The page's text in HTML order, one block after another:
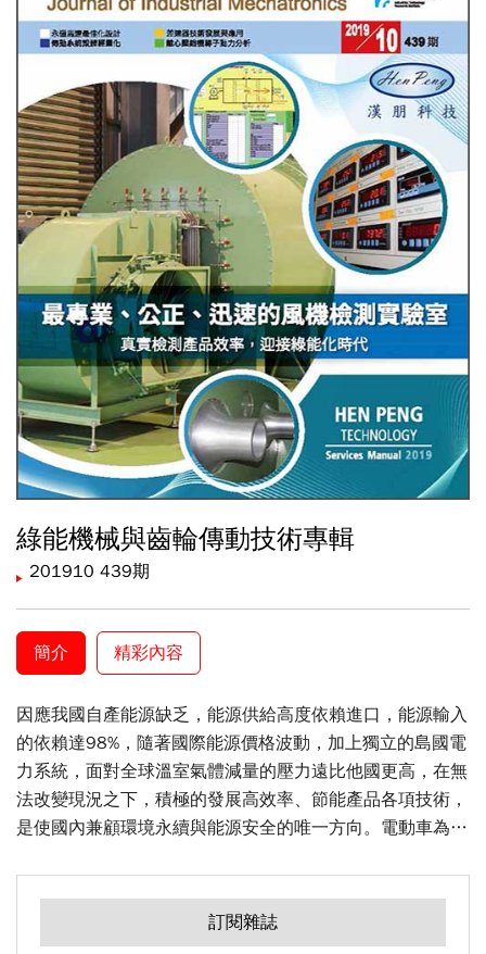
綠能機械與齒輪傳動技術專輯
201910 439期
簡介 精彩內容
因應我國自產能源缺乏，能源供給高度依賴進口，能源輸入
的依賴達98%，隨著國際能源價格波動，加上獨立的島國電
力系統，面對全球溫室氣體減量的壓力遠比他國更高，在無
法改變現況之下，積極的發展高效率、節能產品各項技術，
是使國內兼顧環境永續與能源安全的唯一方向。電動車為環
包含針對電動車驅動馬達，提出市場與產業發展趨勢的預
測，以馬達為發展目標的整車驅控系統研發，將有助於廠商
訂閱雜誌